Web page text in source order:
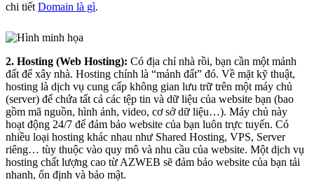
chi tiếtDomain là gì.
2. Hosting (Web Hosting): Có địa chỉ nhà rồi, bạn cần một mảnh
đất để xây nhà. Hosting chính là “mảnh đất” đó. Về mặt kỹ thuật,
hosting là dịch vụ cung cấp không gian lưu trữ trên một máy chủ
(server) để chứa tất cả các tệp tin và dữ liệu của website bạn (bao
gồm mã nguồn, hình ảnh, video, cơ sở dữ liệu…). Máy chủ này
hoạt động 24/7 để đảm bảo website của bạn luôn trực tuyến. Có
nhiều loại hosting khác nhau như Shared Hosting, VPS, Server
riêng… tùy thuộc vào quy mô và nhu cầu của website. Một dịch vụ
hosting chất lượng cao từ AZWEB sẽ đảm bảo website của bạn tải
nhanh, ổn định và bảo mật.